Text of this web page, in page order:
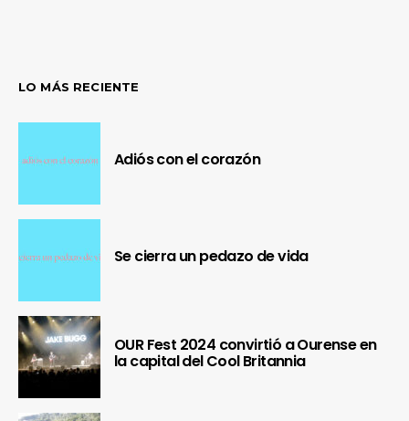
LO MÁS RECIENTE
Adiós con el corazón
Se cierra un pedazo de vida
OUR Fest 2024 convirtió a Ourense en
la capital del Cool Britannia